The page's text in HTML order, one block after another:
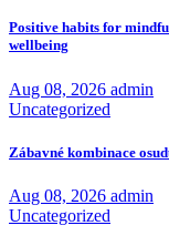
Positive habits for
wellbeing
Aug 08, 2026 admin
Uncategorized
Zábavné kombinace
Aug 08, 2026 admin
Uncategorized